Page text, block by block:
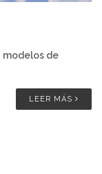
modelos de
LEER MÁS